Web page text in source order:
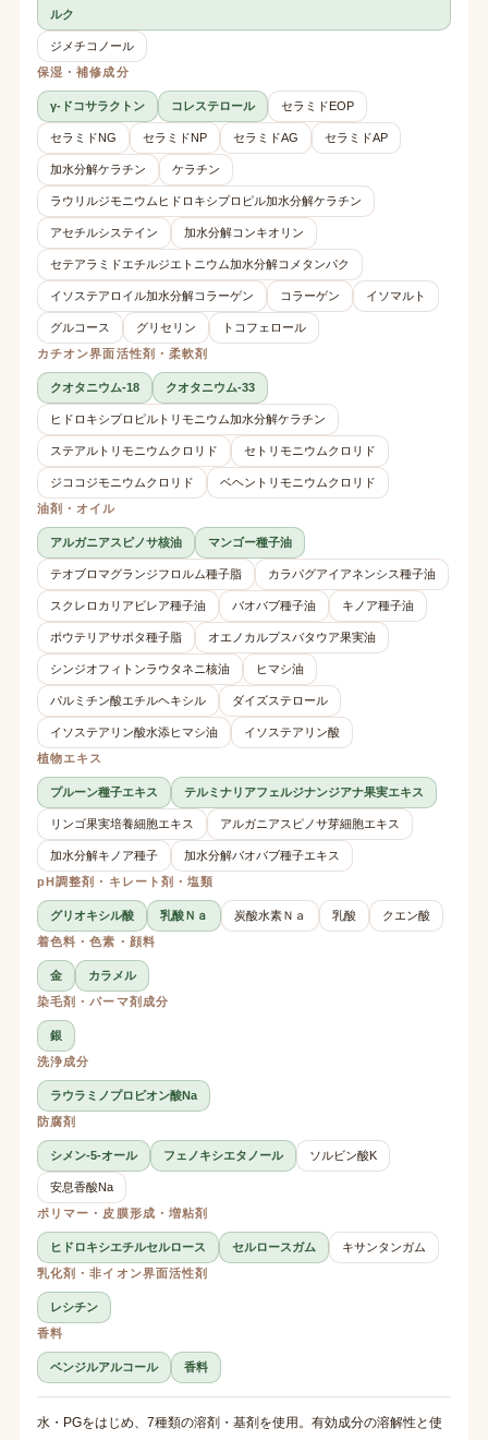
ルク
ジメチコノール
保湿・補修成分
γ-ドコサラクトン コレステロール セラミドEOP
セラミドNG セラミドNP セラミドAG セラミドAP
加水分解ケラチン ケラチン
ラウリルジモニウムヒドロキシプロピル加水分解ケラチン
アセチルシステイン 加水分解コンキオリン
セテアラミドエチルジエトニウム加水分解コメタンパク
イソステアロイル加水分解コラーゲン コラーゲン イソマルト
グルコース グリセリン
トコフェロール
カチオン界面活性剤・柔軟剤
クオタニウム-18 クオタニウム-33
ヒドロキシプロピルトリモニウム加水分解ケラチン
ステアルトリモニウムクロリド セトリモニウムクロリド
ジココジモニウムクロリド
ベヘントリモニウムクロリド
油剤・オイル
アルガニアスピノサ核油 マンゴー種子油
テオブロマグランジフロルム種子脂 カラパグアイアネンシス種子油
スクレロカリアビレア種子油 バオバブ種子油 キノア種子油
ポウテリアサポタ種子脂 オエノカルプスバタウア果実油
シンジオフィトンラウタネニ核油 ヒマシ油
パルミチン酸エチルヘキシル ダイズステロール
イソステアリン酸水添ヒマシ油
イソステアリン酸
植物エキス
プルーン種子エキス テルミナリアフェルジナンジアナ果実エキス
リンゴ果実培養細胞エキス アルガニアスピノサ芽細胞エキス
加水分解キノア種子
加水分解バオバブ種子エキス
pH調整剤・キレート剤・塩類
グリオキシル酸 乳酸Ｎａ 炭酸水素Ｎａ 乳酸
クエン酸
着色料・色素・顔料
金
カラメル
染毛剤・パーマ剤成分
銀
洗浄成分
ラウラミノプロピオン酸Na
防腐剤
シメン-5-オール フェノキシエタノール ソルビン酸K
安息香酸Na
ポリマー・皮膜形成・増粘剤
ヒドロキシエチルセルロース セルロースガム
キサンタンガム
乳化剤・非イオン界面活性剤
レシチン
香料
ベンジルアルコール 香料
水・PGをはじめ、7種類の溶剤・基剤を使用。有効成分の溶解性と使